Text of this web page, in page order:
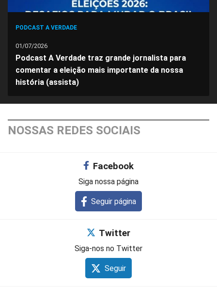
PODCAST A VERDADE
01/07/2026
Podcast A Verdade traz grande jornalista para
comentar a eleição mais importante da nossa
história (assista)
NOSSAS REDES SOCIAIS
Facebook
Siga nossa página
Seguir página
Twitter
Siga-nos no Twitter
Seguir